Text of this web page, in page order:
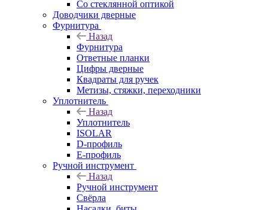
Со стеклянной оптикой
Доводчики дверные
Фурнитура
Назад
Фурнитура
Ответные планки
Цифры дверные
Квадраты для ручек
Метизы, стяжки, переходники
Уплотнитель
Назад
Уплотнитель
ISOLAR
D-профиль
Е-профиль
Ручной инструмент
Назад
Ручной инструмент
Свёрла